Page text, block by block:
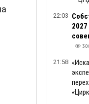
22:03
21:58